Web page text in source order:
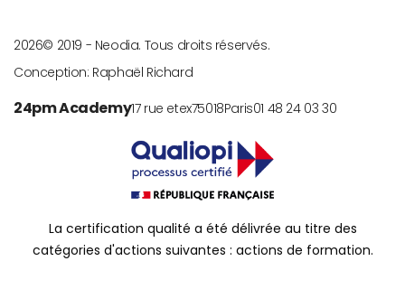
© 2019 -
2026
Neodia. Tous droits réservés.
Conception: Raphaël Richard
24pm Academy17 rue etex75018Paris01 48 24 03 30
La certification qualité a été délivrée au titre des
catégories d'actions suivantes : actions de formation.